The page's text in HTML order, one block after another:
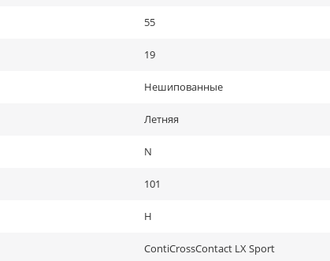
55
19
Нешипованные
Летняя
N
101
H
ContiCrossContact LX Sport